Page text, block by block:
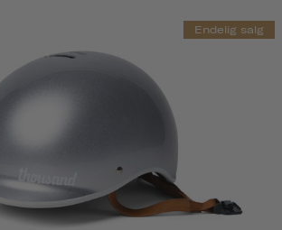
Endelig salg